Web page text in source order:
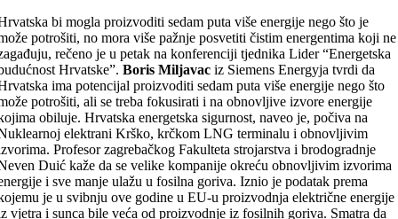
bi mogla proizvoditi sedam puta više energije nego što je
potrošiti, no mora više pažnje posvetiti čistim energentima koji ne
rečeno je u petak na konferenciji tjednika Lider “Energetska
Hrvatske”.Boris Miljavac iz Siemens Energyja tvrdi da
ima potencijal proizvoditi sedam puta više energije nego što
potrošiti, ali se treba fokusirati i na obnovljive izvore energije
obiluje. Hrvatska energetska sigurnost, naveo je, počiva na
elektrani Krško, krčkom LNG terminalu i obnovljivim
Profesor zagrebačkog Fakulteta strojarstva i brodogradnje
Duić kaže da se velike kompanije okreću obnovljivim izvorima
i sve manje ulažu u fosilna goriva. Iznio je podatak prema
je u svibnju ove godine u EU-u proizvodnja električne energije
vjetra i sunca bile veća od proizvodnje iz fosilnih goriva. Smatra da